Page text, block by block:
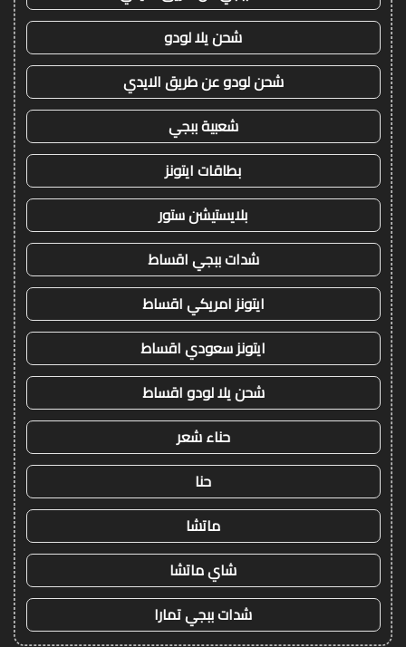
شحن يلا لودو
شحن لودو عن طريق الايدي
شعبية ببجي
بطاقات ايتونز
بلايستيشن ستور
شدات ببجي اقساط
ايتونز امريكي اقساط
ايتونز سعودي اقساط
شحن يلا لودو اقساط
حناء شعر
حنا
ماتشا
شاي ماتشا
شدات ببجي تمارا